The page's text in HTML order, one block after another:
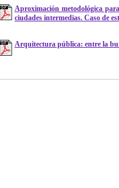
Aproximación metodológica
ciudades intermedias. Caso de
Arquitectura pública: entre la